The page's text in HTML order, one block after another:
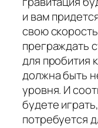
и вам
свою
преграждать
для пробития
должна быть
уровня. И
будете
потребуется